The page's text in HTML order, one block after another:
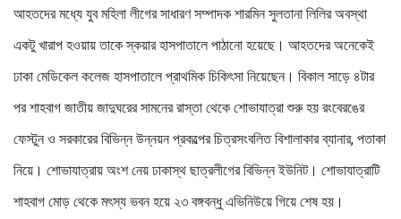
আহতদের মধ্যে যুব মহিলা লীগের সাধারণ সম্পাদক শারমিন সুলতানা লিলির অবস্থা
একটু খারাপ হওয়ায় তাকে স্কয়ার হাসপাতালে পাঠানো হয়েছে। আহতদের অনেকেই
ঢাকা মেডিকেল কলেজ হাসপাতালে প্রাথমিক চিকিৎসা নিয়েছেন। বিকাল সাড়ে ৪টার
পর শাহবাগ জাতীয় জাদুঘরের সামনের রাস্তা থেকে শোভাযাত্রা শুরু হয় রংবেরঙের
ফেস্টুন ও সরকারের বিভিন্ন উন্নয়ন প্রকল্পের চিত্রসংবলিত বিশালাকার ব্যানার, পতাকা
নিয়ে। শোভাযাত্রায় অংশ নেয় ঢাকাস্থ ছাত্রলীগের বিভিন্ন ইউনিট। শোভাযাত্রাটি
শাহবাগ মোড় থেকে মৎস্য ভবন হয়ে ২৩ বঙ্গবন্ধু এভিনিউয়ে গিয়ে শেষ হয়।